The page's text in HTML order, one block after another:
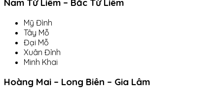
Nam Từ Liêm – Bắc Từ Liêm
Mỹ Đình
Tây Mỗ
Đại Mỗ
Xuân Đỉnh
Minh Khai
Hoàng Mai – Long Biên – Gia Lâm